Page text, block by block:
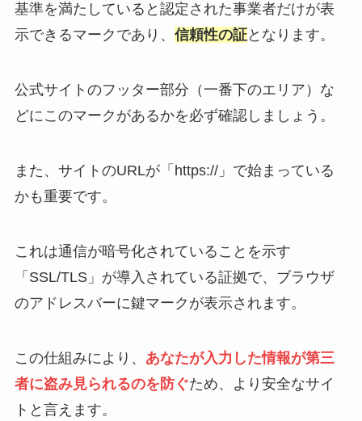
基準を満たしていると認定された事業者だけが表
示できるマークであり、 信頼性の証となります。
公式サイトのフッター部分（一番下のエリア）な
どにこのマークがあるかを必ず確認しましょう。
また、サイトのURLが「https://」で始まっている
かも重要です。
これは通信が暗号化されていることを示す
「SSL/TLS」が導入されている証拠で、ブラウザ
のアドレスバーに鍵マークが表示されます。
この仕組みにより、 あなたが入力した情報が第三
者に盗み見られるのを防ぐため、より安全なサイ
トと言えます。